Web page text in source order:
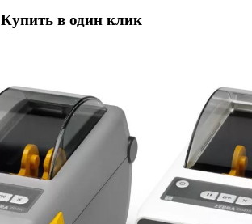
Купить в один клик